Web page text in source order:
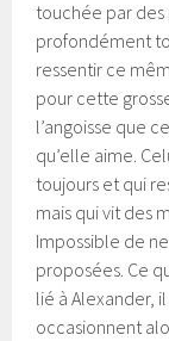
touchée par des
profondément
ressentir ce
pour cette
l’angoisse que
qu’elle aime.
toujours et qui
mais qui vit des
Impossible de
proposées. Ce
lié à Alexander,
occasionnent